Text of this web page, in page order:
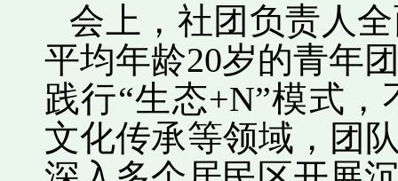
会上，社团负责人
平均年龄20岁的青年
践行“生态+N”模式，
文化传承等领域，团